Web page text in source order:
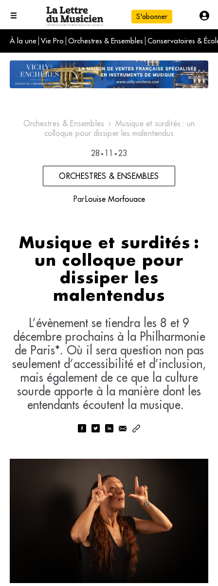
S'abonner
À la une Vie Pro Orchestres & Ensembles Conservatoires &
L'info du jour
Le numéro du mois
International
Orchestres & Ensembles
Musique et surdités : un
colloque pour dissiper les malentendus
28 • 11 • 23
ORCHESTRES & ENSEMBLES
ParLouise Morfouace
Musique et surdités :
un colloque pour
dissiper les
malentendus
L’évènement se tiendra les 8 et 9
décembre prochains à la Philharmonie
de Paris*. Où il sera question non pas
seulement d’accessibilité et d’inclusion,
mais également de ce que la culture
sourde apporte à la manière dont les
entendants écoutent la musique.